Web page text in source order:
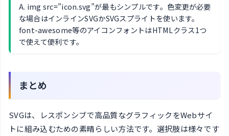
A. img src=”icon.svg”が最もシンプルです。色変更が必要
な場合はインラインSVGかSVGスプライトを使います。
font-awesome等のアイコンフォントはHTMLクラス1つ
で使えて便利です。
まとめ
SVGは、レスポンシブで高品質なグラフィックをWebサイ
トに組み込むための素晴らしい方法です。選択肢は様々です